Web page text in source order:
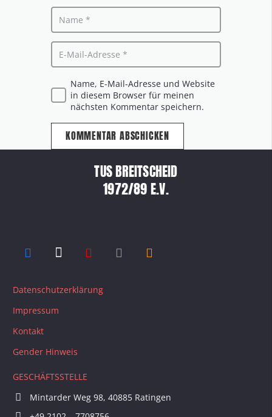
Name, E-Mail-Adresse und Website
in diesem Browser für meinen
nächsten Kommentar speichern.
KOMMENTAR ABSCHICKEN
TUS BREITSCHEID
1972/89 E.V.
Datenschutzerklärung
Impressum
Kontakt
Gender Hinweis
GESCHÄFTSSTELLE
Mintarder Weg 98, 40885 Ratingen